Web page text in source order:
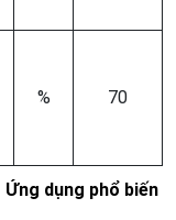
% 70
Ứng dụng phổ biến